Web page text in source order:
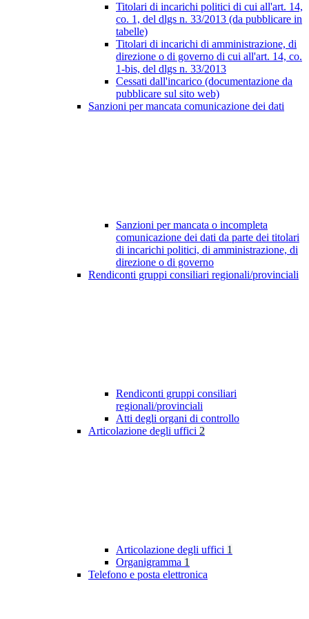
Titolari di incarichi politici di cui all'art. 14,
co. 1, del dlgs n. 33/2013 (da pubblicare in
tabelle)
Titolari di incarichi di amministrazione, di
direzione o di governo di cui all'art. 14, co.
1-bis, del dlgs n. 33/2013
Cessati dall'incarico (documentazione da
pubblicare sul sito web)
Sanzioni per mancata comunicazione dei dati
Sanzioni per mancata o incompleta
comunicazione dei dati da parte dei titolari
di incarichi politici, di amministrazione, di
direzione o di governo
Rendiconti gruppi consiliari regionali/provinciali
Rendiconti gruppi consiliari
regionali/provinciali
Atti degli organi di controllo
Articolazione degli uffici 2
Articolazione degli uffici 1
Organigramma 1
Telefono e posta elettronica